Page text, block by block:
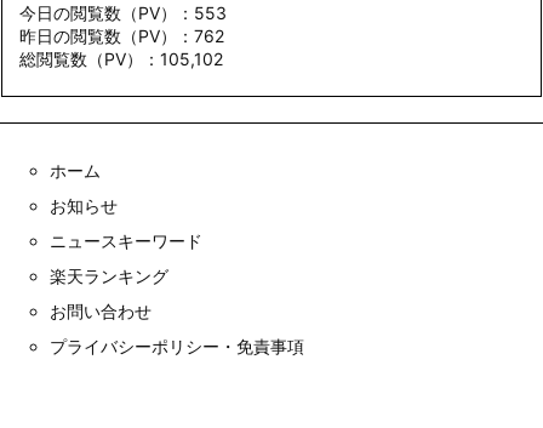
今日の閲覧数（PV）：553
昨日の閲覧数（PV）：762
総閲覧数（PV）：105,102
ホーム
お知らせ
ニュースキーワード
楽天ランキング
お問い合わせ
プライバシーポリシー・免責事項